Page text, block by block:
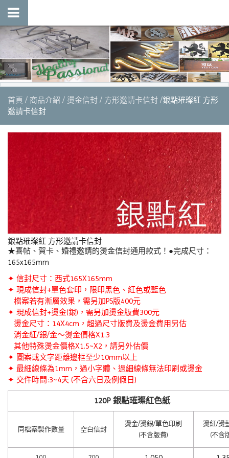
首頁 商品介紹 燙金信封 方形邀請卡信封 銀點璀璨紅 方形
邀請卡信封
銀點璀璨紅 方形邀請卡信封
★喜帖、賀卡、婚禮邀請的燙金信封通用款式！●完成尺寸：
165x165mm
✦ 信封尺寸：西式165X165mm
✦ 現成信封+單色套印，限印黑色、紅色或藍色
檔案若有漸層效果，需另加PS版400元
✦ 現成信封+燙金(銀)，需另加燙金版費300元
燙金尺寸：14X4cm，超過尺寸版費及燙金費用另估
消金紅/銀/金～燙金價格X1.3
其他特殊燙金價格X1.5~X2，請另外估價
✦ 圖案或文字距離邊框至少10mm以上
✦ 最細線條為1mm，過小字體、過細線條無法印刷或燙金
✦ 交件時間:3~4天 (不含六日及例假日)
120P 銀點璀璨紅色紙
同檔案製作數量 空白信封
燙金/燙銀/單色印刷
(不含版費)
燙紅/燙
(不含